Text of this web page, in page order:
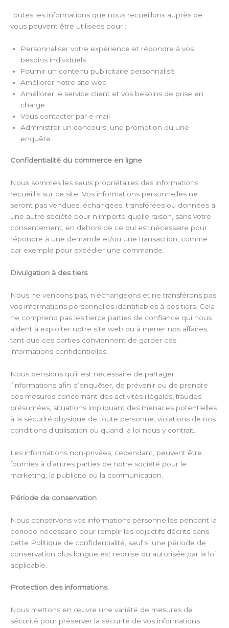
Toutes les informations que nous recueillons auprès de
vous peuvent être utilisées pour :
Personnaliser votre expérience et répondre à vos
besoins individuels
Fournir un contenu publicitaire personnalisé
Améliorer notre site web
Améliorer le service client et vos besoins de prise en
charge
Vous contacter par e-mail
Administrer un concours, une promotion ou une
enquête
Confidentialité du commerce en ligne
Nous sommes les seuls propriétaires des informations
recueillis sur ce site. Vos informations personnelles ne
seront pas vendues, échangées, transférées ou données à
une autre société pour n’importe quelle raison, sans votre
consentement, en dehors de ce qui est nécessaire pour
répondre à une demande et/ou une transaction, comme
par exemple pour expédier une commande.
Divulgation à des tiers
Nous ne vendons pas, n’échangeons et ne transférons pas
vos informations personnelles identifiables à des tiers. Cela
ne comprend pas les tierce parties de confiance qui nous
aident à exploiter notre site web ou à mener nos affaires,
tant que ces parties conviennent de garder ces
informations confidentielles.
Nous pensions qu’il est nécessaire de partager
l’informations afin d’enquêter, de prévenir ou de prendre
des mesures concernant des activités illégales, fraudes
présumées, situations impliquant des menaces potentielles
à la sécurité physique de toute personne, violations de nos
conditions d’utilisation ou quand la loi nous y contrait.
Les informations non-privées, cependant, peuvent être
fournies à d’autres parties de notre société pour le
marketing, la publicité ou la communication.
Période de conservation
Nous conservons vos informations personnelles pendant la
période nécessaire pour remplir les objectifs décrits dans
cette Politique de confidentialité, sauf si une période de
conservation plus longue est requise ou autorisée par la loi
applicable.
Protection des informations
Nous mettons en œuvre une variété de mesures de
sécurité pour préserver la sécurité de vos informations